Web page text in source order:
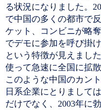
る状況になりました。
で中国の多くの都市で
ケット、コンビニが略
でデモに参加を呼び掛
という特徴が見えまし
使って急速に全国に拡
このような中国のカン
日系企業にとりまして
だけでなく、2003年に